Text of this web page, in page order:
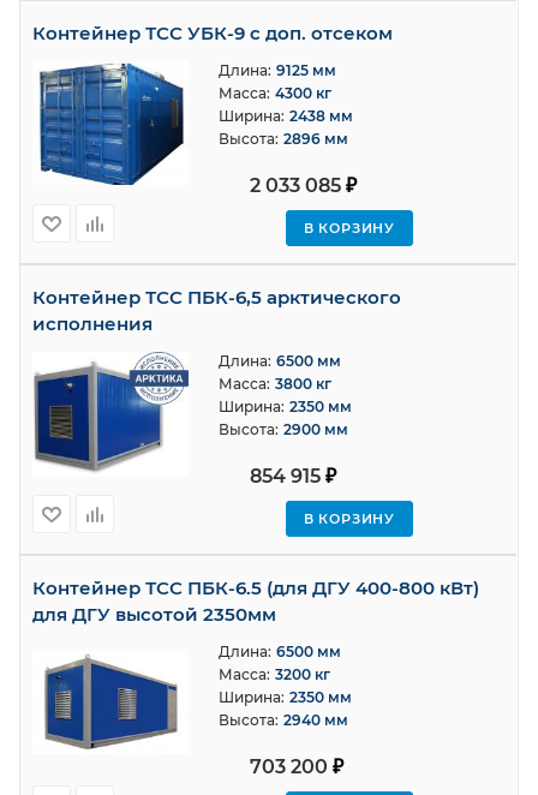
Контейнер ТСС УБК-9 с доп. отсеком
2 033 085₽
В КОРЗИНУ
Длина: 9125 мм
Масса: 4300 кг
Ширина: 2438 мм
Высота: 2896 мм
Контейнер ТСС ПБК-6,5 арктического
исполнения
854 915₽
В КОРЗИНУ
Длина: 6500 мм
Масса: 3800 кг
Ширина: 2350 мм
Высота: 2900 мм
Контейнер ТСС ПБК-6.5 (для ДГУ 400-800 кВт)
для ДГУ высотой 2350мм
703 200 ₽
Длина: 6500 мм
Масса: 3200 кг
Ширина: 2350 мм
Высота: 2940 мм